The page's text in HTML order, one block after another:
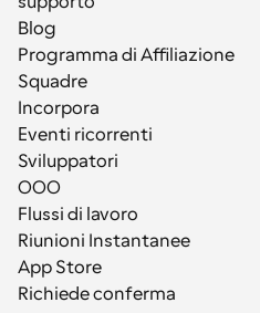
Blog
Programma di Affiliazione
Squadre
Incorpora
Eventi ricorrenti
Sviluppatori
OOO
Flussi di lavoro
Riunioni Instantanee
App Store
Richiede conferma